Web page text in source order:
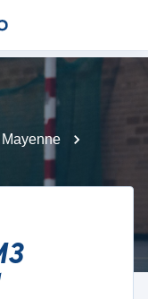
Mayenne